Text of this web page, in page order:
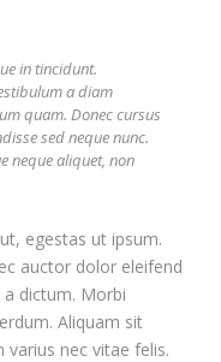
in tincidunt.
a diam
quam. Donec cursus
sed neque nunc.
neque aliquet, non
egestas ut ipsum.
auctor dolor eleifend
dictum. Morbi
Aliquam sit
nec vitae felis.